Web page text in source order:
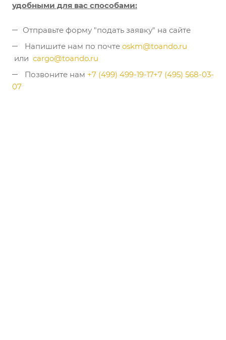
удобными для вас способами:
Отправьте форму "подать заявку" на сайте
Напишите нам по почте oskm@toando.ru
или cargo@toando.ru
Позвоните нам +7 (499) 499-19-17+7 (495) 568-03-
07